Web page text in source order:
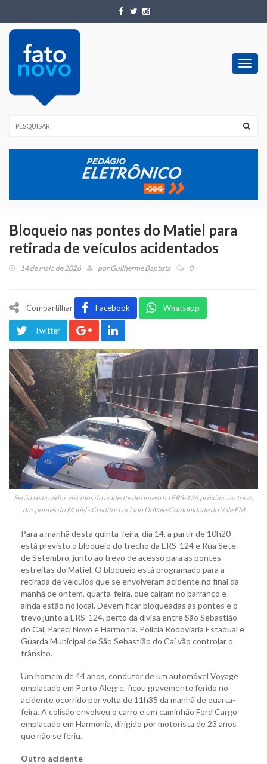
Bloqueio nas pontes do Matiel para
retirada de veículos acidentados
14 de maio de 2026 porGuilherme Baptista 0
Compartilhar Facebook Whatsapp
Twitter
Serão removidos veículos do acidente de ontem na ERS-124 próximo ao trevo
das pontes do Matiel - Crédito: Luciano DoVale/Comunidade do Vale FM
Para a manhã desta quinta-feira, dia 14, a partir de 10h20
está previsto o bloqueio do trecho da ERS-124 e Rua Sete
de Setembro, junto ao trevo de acesso para as pontes
estreitas do Matiel. O bloqueio está programado para a
retirada de veículos que se envolveram acidente no final da
manhã de ontem, quarta-feira, que caíram no barranco e
ainda estão no local. Devem ficar bloqueadas as pontes e o
trevo junto a ERS-124, perto da divisa entre São Sebastião
do Caí, Pareci Novo e Harmonia. Polícia Rodoviária Estadual e
Guarda Municipal de São Sebastião do Caí vão controlar o
trânsito.
Um homem de 44 anos, condutor de um automóvel Voyage
emplacado em Porto Alegre, ficou gravemente ferido no
acidente ocorrido por volta de 11h35 da manhã de quarta-
feira. A colisão envolveu o carro e um caminhão Ford Cargo
emplacado em Harmonia, dirigido por motorista de 23 anos
que não se feriu.
Outro acidente